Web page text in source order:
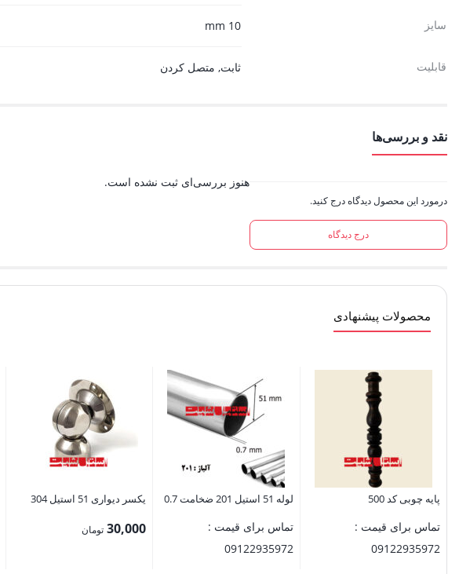
سایز 10 mm
قابلیت ثابت, متصل کردن
نقد و بررسی‌ها
درمورد این محصول دیدگاه درج کنید.
درج دیدگاه
هنوز بررسی‌ای ثبت نشده است.
محصولات پیشنهادی
پایه چوبی کد 500
تماس برای قیمت :
09122935972
لوله 51 استیل 201 ضخامت 0.7
تماس برای قیمت :
09122935972
یکسر دیواری 51 استیل 304
30,000 تومان